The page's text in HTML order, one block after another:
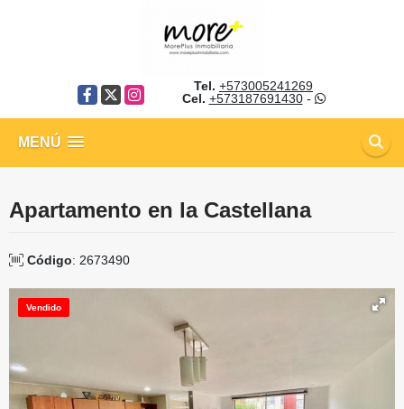
Facebook
X Instagram
Tel. +573005241269
Cel. +573187691430-
MENÚ
Apartamento en la Castellana
Código: 2673490
Vendido